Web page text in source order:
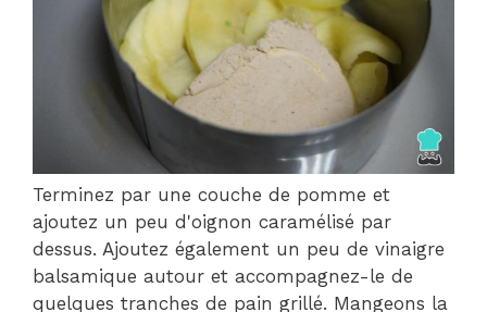
Terminez par une couche de pomme et
ajoutez un peu d'oignon caramélisé par
dessus. Ajoutez également un peu de vinaigre
balsamique autour et accompagnez-le de
quelques tranches de pain grillé. Mangeons la